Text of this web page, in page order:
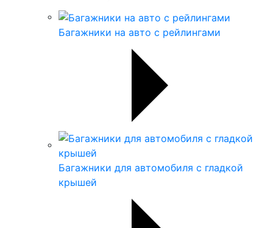
Багажники на авто с рейлингами
Багажники для автомобиля с гладкой
крышей